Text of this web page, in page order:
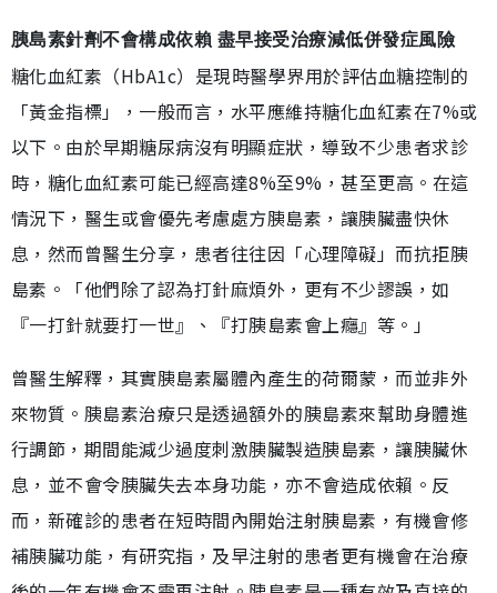
胰島素針劑不會構成依賴 盡早接受治療減低併發症風險
糖化血紅素（HbA1c）是現時醫學界用於評估血糖控制的
「黃金指標」，一般而言，水平應維持糖化血紅素在7%或
以下。由於早期糖尿病沒有明顯症狀，導致不少患者求診
時，糖化血紅素可能已經高達8%至9%，甚至更高。在這
情況下，醫生或會優先考慮處方胰島素，讓胰臟盡快休
息，然而曾醫生分享，患者往往因「心理障礙」而抗拒胰
島素。「他們除了認為打針麻煩外，更有不少謬誤，如
『一打針就要打一世』、『打胰島素會上癮』等。」
曾醫生解釋，其實胰島素屬體內產生的荷爾蒙，而並非外
來物質。胰島素治療只是透過額外的胰島素來幫助身體進
行調節，期間能減少過度刺激胰臟製造胰島素，讓胰臟休
息，並不會令胰臟失去本身功能，亦不會造成依賴。反
而，新確診的患者在短時間內開始注射胰島素，有機會修
補胰臟功能，有研究指，及早注射的患者更有機會在治療